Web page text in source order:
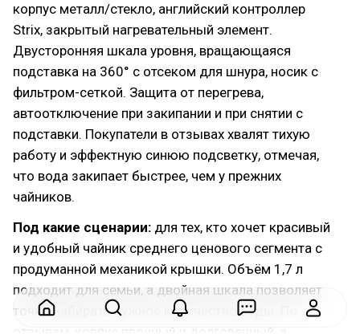
корпус металл/стекло, английский контроллер
Strix, закрытый нагревательный элемент.
Двусторонняя шкала уровня, вращающаяся
подставка на 360° с отсеком для шнура, носик с
фильтром-сеткой. Защита от перегрева,
автоотключение при закипании и при снятии с
подставки. Покупатели в отзывах хвалят тихую
работу и эффектную синюю подсветку, отмечая,
что вода закипает быстрее, чем у прежних
чайников.
Под какие сценарии: для тех, кто хочет красивый
и удобный чайник среднего ценового сегмента с
продуманной механикой крышки. Объём 1,7 л
подходит для семьи, а двойная шкала позволяет
точно набирать нужное количество воды. По